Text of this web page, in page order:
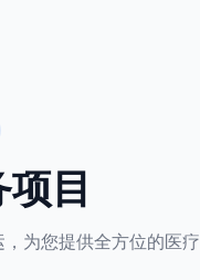
目
为您提供全方位的医